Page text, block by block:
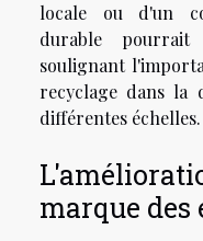
locale ou d'un
durable pourrait
soulignant
recyclage dans la
différentes échelles.
marque des